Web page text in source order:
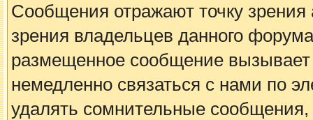
Сообщения отражают точку зрения
зрения владельцев данного
размещенное сообщение вызывает
немедленно связаться с нами по
удалять сомнительные